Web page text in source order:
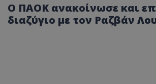
Ο ΠΑΟΚ ανακοίνωσε και
διαζύγιο με τον Ραζβάν